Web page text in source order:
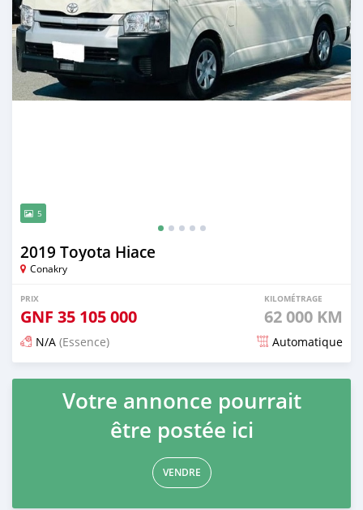
5
2019 Toyota Hiace
Conakry
PRIX
GNF 35 105 000
KILOMÉTRAGE
62 000 KM
N/A (Essence) Automatique
Publié il y a 19 jours
Votre annonce pourrait
être postée ici
VENDRE